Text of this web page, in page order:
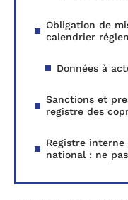
Obligation de
calendrier
Données à
Sanctions et
registre des
Registre
national : ne